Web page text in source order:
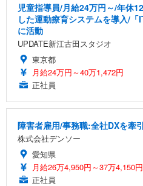
児童指導員/月給24万円～/年休
した運動療育システムを導入/
に活動
UPDATE新江古田スタジオ
東京都
月給24万円～40万1,472円
正社員
障害者雇用/事務職:全社DXを牽
株式会社デンソー
愛知県
月給26万4,950円～37万4,150円
正社員